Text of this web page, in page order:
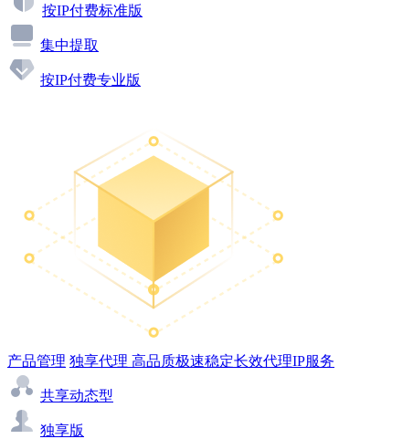
按IP付费标准版
集中提取
按IP付费专业版
产品管理 独享代理 高品质极速稳定长效代理IP服务
共享动态型
独享版